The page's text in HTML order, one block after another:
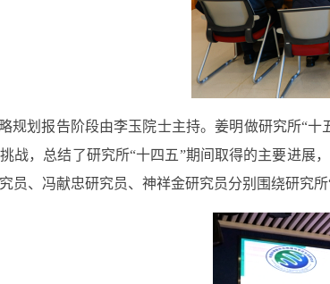
规划报告阶段由李玉院士主持。姜明做研究所“
战，总结了研究所“十四五”期间取得的主要进展
员、冯献忠研究员、神祥金研究员分别围绕研究